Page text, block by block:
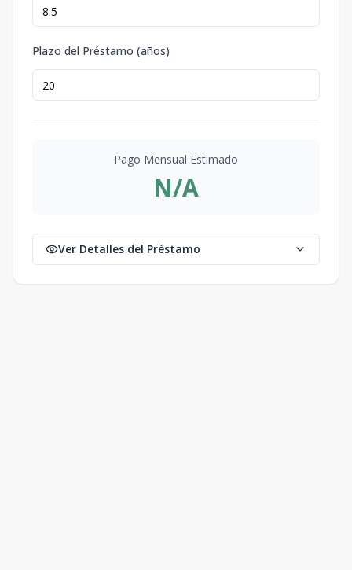
Plazo del Préstamo (años)
Pago Mensual Estimado
N/A
Ver Detalles del Préstamo